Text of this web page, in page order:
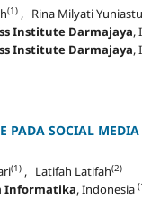
(1) , Rina Milyati
Institute Darmajaya,
Institute Darmajaya,
PADA SOCIAL
(1) , Latifah Latifah(2)
Informatika, Indonesia